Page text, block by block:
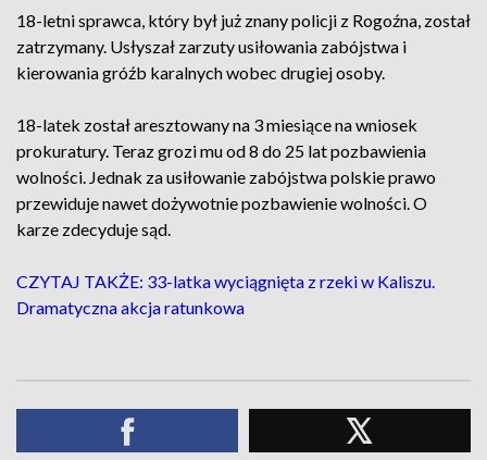
18-letni sprawca, który był już znany policji z Rogoźna, został
zatrzymany. Usłyszał zarzuty usiłowania zabójstwa i
kierowania gróźb karalnych wobec drugiej osoby.
18-latek został aresztowany na 3 miesiące na wniosek
prokuratury. Teraz grozi mu od 8 do 25 lat pozbawienia
wolności. Jednak za usiłowanie zabójstwa polskie prawo
przewiduje nawet dożywotnie pozbawienie wolności. O
karze zdecyduje sąd.
CZYTAJ TAKŻE: 33-latka wyciągnięta z rzeki w Kaliszu.
Dramatyczna akcja ratunkowa